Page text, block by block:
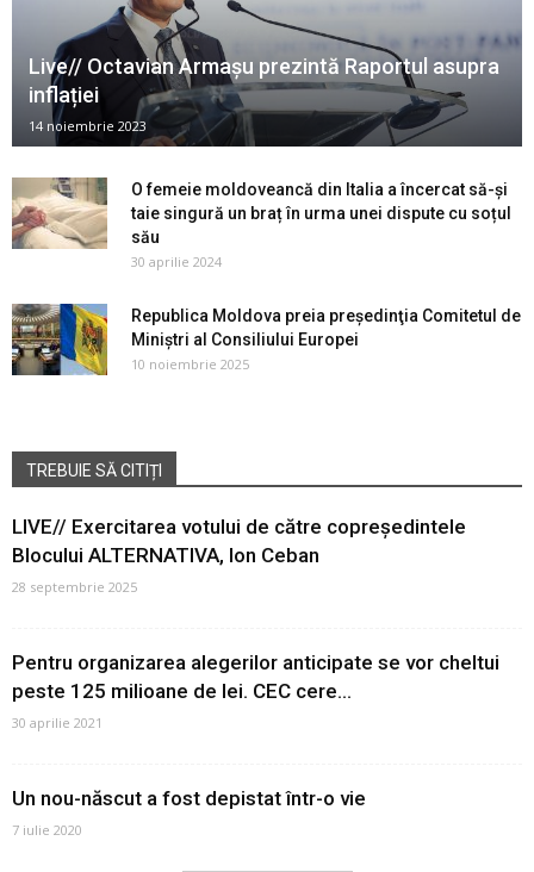
Live// Octavian Armașu prezintă Raportul asupra
inflației
14 noiembrie 2023
O femeie moldoveancă din Italia a încercat să-și
taie singură un braț în urma unei dispute cu soțul
său
30 aprilie 2024
Republica Moldova preia preşedinţia Comitetul de
Miniștri al Consiliului Europei
10 noiembrie 2025
TREBUIE SĂ CITIȚI
LIVE// Exercitarea votului de către copreședintele
Blocului ALTERNATIVA, Ion Ceban
28 septembrie 2025
Pentru organizarea alegerilor anticipate se vor cheltui
peste 125 milioane de lei. CEC cere...
30 aprilie 2021
Un nou-născut a fost depistat într-o vie
7 iulie 2020